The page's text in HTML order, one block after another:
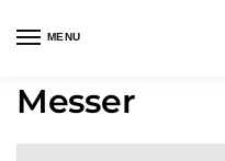
MENU
Messer